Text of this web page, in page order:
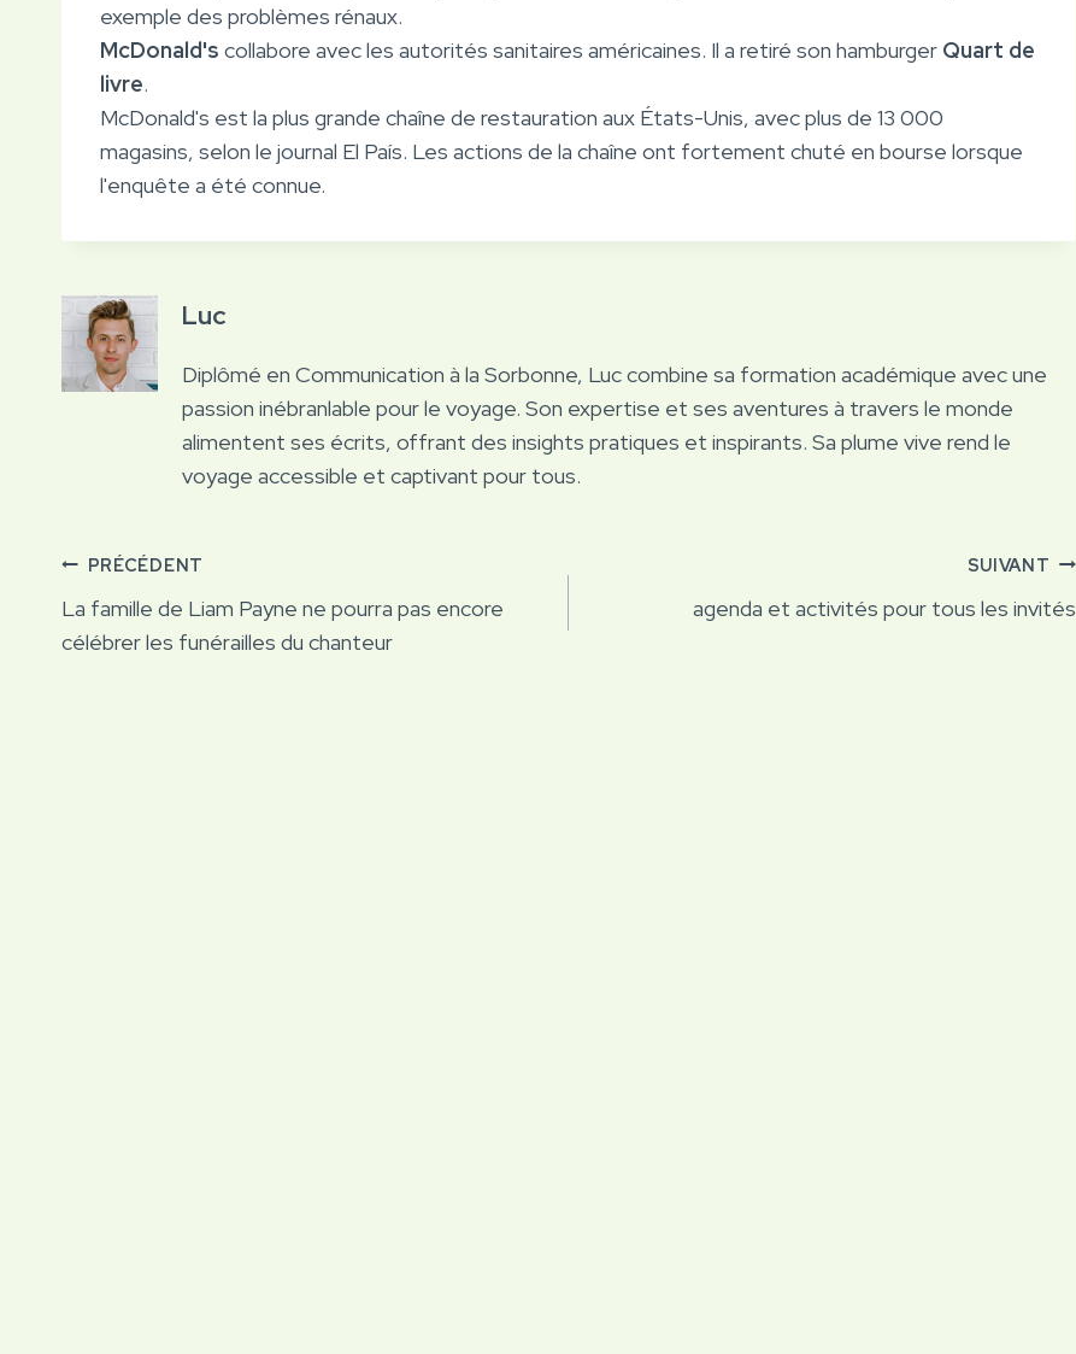
exemple des problèmes rénaux.
McDonald's collabore avec les autorités sanitaires américaines. Il a retiré son hamburger Quart de
livre.
McDonald's est la plus grande chaîne de restauration aux États-Unis, avec plus de 13 000
magasins, selon le journal El País. Les actions de la chaîne ont fortement chuté en bourse lorsque
l'enquête a été connue.
Luc
Diplômé en Communication à la Sorbonne, Luc combine sa formation académique avec une
passion inébranlable pour le voyage. Son expertise et ses aventures à travers le monde
alimentent ses écrits, offrant des insights pratiques et inspirants. Sa plume vive rend le
voyage accessible et captivant pour tous.
Navigation
de
PRÉCÉDENT
La famille de Liam Payne ne pourra pas encore
célébrer les funérailles du chanteur
SUIVANT
agenda et activités pour tous les invités